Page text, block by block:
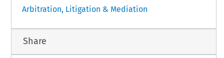
Arbitration, Litigation & Mediation
Share